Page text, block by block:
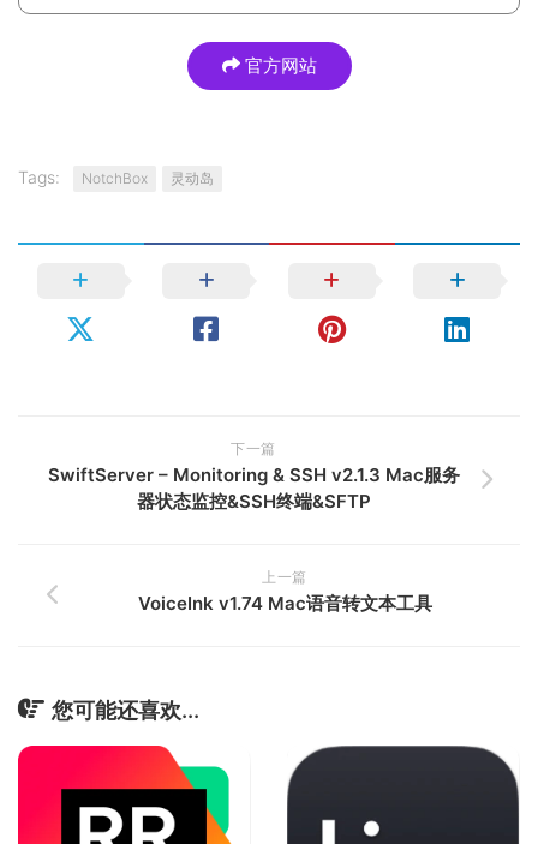
官方网站
Tags: NotchBox 灵动岛
下一篇
SwiftServer – Monitoring & SSH v2.1.3 Mac服务
器状态监控&SSH终端&SFTP
上一篇
VoiceInk v1.74 Mac语音转文本工具
您可能还喜欢...